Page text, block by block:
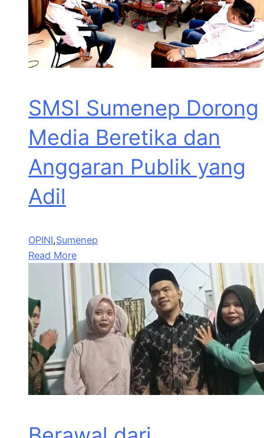
SMSI Sumenep Dorong
Media Beretika dan
Anggaran Publik yang
Adil
OPINI,Sumenep
Read More